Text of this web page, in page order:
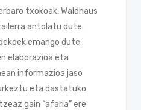
txokoak, Waldhaus
antolatu dute.
emango dute.
elaborazioa eta
informazioa jaso
eta dastatuko
gain “afaria” ere